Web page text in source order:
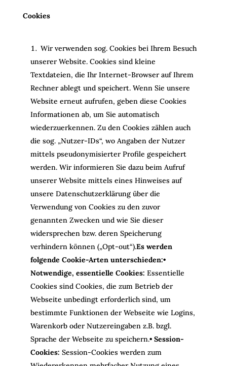
Cookies
Wir verwenden sog. Cookies bei Ihrem Besuch
unserer Website. Cookies sind kleine
Textdateien, die Ihr Internet-Browser auf Ihrem
Rechner ablegt und speichert. Wenn Sie unsere
Website erneut aufrufen, geben diese Cookies
Informationen ab, um Sie automatisch
wiederzuerkennen. Zu den Cookies zählen auch
die sog. „Nutzer-IDs“, wo Angaben der Nutzer
mittels pseudonymisierter Profile gespeichert
werden. Wir informieren Sie dazu beim Aufruf
unserer Website mittels eines Hinweises auf
unsere Datenschutzerklärung über die
Verwendung von Cookies zu den zuvor
genannten Zwecken und wie Sie dieser
widersprechen bzw. deren Speicherung
verhindern können („Opt-out“).Es werden
folgende Cookie-Arten unterschieden:•
Notwendige, essentielle Cookies: Essentielle
Cookies sind Cookies, die zum Betrieb der
Webseite unbedingt erforderlich sind, um
bestimmte Funktionen der Webseite wie Logins,
Warenkorb oder Nutzereingaben z.B. bzgl.
Sprache der Webseite zu speichern.• Session-
Cookies: Session-Cookies werden zum